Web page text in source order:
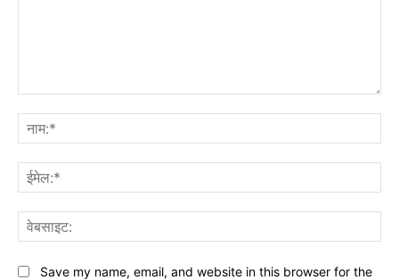
Save my name, email, and website in this browser for the